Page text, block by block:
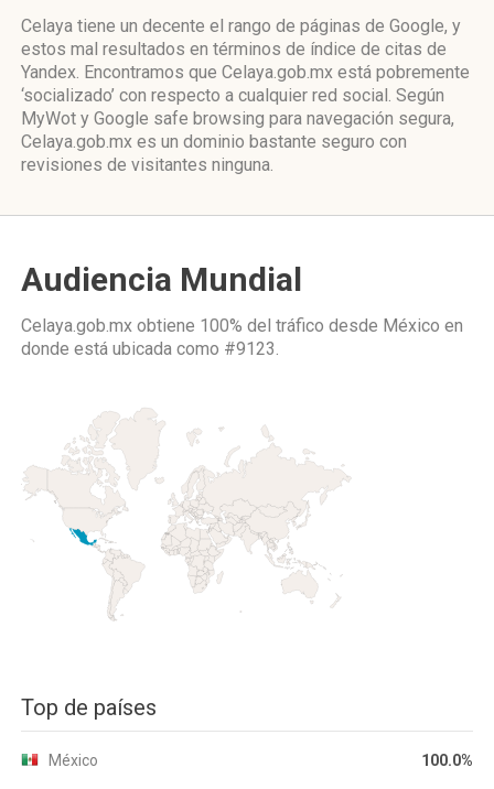
Celaya tiene un decente el rango de páginas de Google, y
estos mal resultados en términos de índice de citas de
Yandex. Encontramos que Celaya.gob.mx está pobremente
‘socializado’ con respecto a cualquier red social. Según
MyWot y Google safe browsing para navegación segura,
Celaya.gob.mx es un dominio bastante seguro con
revisiones de visitantes ninguna.
Audiencia Mundial
Celaya.gob.mx obtiene 100% del tráfico desde México en
donde está ubicada como #9123.
Top de países
México 100.0%